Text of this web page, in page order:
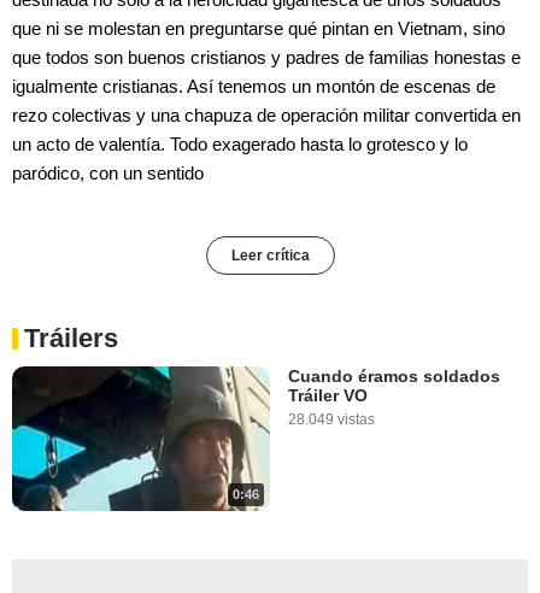
que ni se molestan en preguntarse qué pintan en Vietnam, sino
que todos son buenos cristianos y padres de familias honestas e
igualmente cristianas. Así tenemos un montón de escenas de
rezo colectivas y una chapuza de operación militar convertida en
un acto de valentía. Todo exagerado hasta lo grotesco y lo
paródico, con un sentido
Leer crítica
Tráilers
0:46
Cuando éramos soldados
Tráiler VO
28.049 vistas